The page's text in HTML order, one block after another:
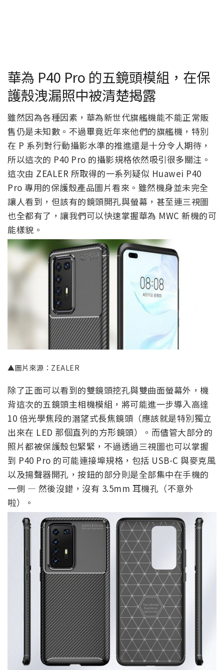
華為 P40 Pro 的五鏡頭模組，在保
護殼洩漏照中被清楚揭露
雖然因為各種因素，華為新世代旗艦機能不能正常販
售仍是未知數。不過畢竟近年來他們的旗艦機，特別
在 P 系列對行動攝影水準的推進還是十分令人期待，
所以這次的 P40 Pro 的攝影規格依然吸引很多關注。
這次由 ZEALER 所取得的一系列疑似 Huawei P40
Pro 專用的保護殼產品圖片看來。雖然機身並未完全
讓人看到，但該有的鏡頭開孔與螢幕，甚至連三視圖
也全都有了，讓我們可以快速掌握華為 MWC 新機的可
能樣貌。
▲圖片來源：ZEALER
除了正面可以看到的雙鏡頭挖孔與雙曲面螢幕外，機
背這次的五鏡頭主相機模組，將可能進一步導入高達
10 倍光學焦段的潛望式長焦鏡頭（應該就是特別獨立
出來在 LED 那個直列的方形鏡頭）。而儘管大部分的
照片都被保護殼包緊緊，不過透過三視圖也可以掌握
到 P40 Pro 的可能連接埠規格，包括 USB-C 與麥克風
以及揚聲器開孔，按鈕的部分則是全部集中在手機的
一側 — 然後沒錯，沒有 3.5mm 耳機孔（不意外
啦）。